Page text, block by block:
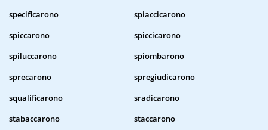
specificarono
spiaccicarono
spiccarono
spiccicarono
spiluccarono
spiombarono
sprecarono
spregiudicarono
squalificarono
sradicarono
stabaccarono
staccarono